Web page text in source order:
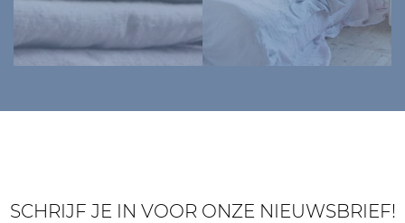
SCHRIJF JE IN VOOR ONZE NIEUWSBRIEF!